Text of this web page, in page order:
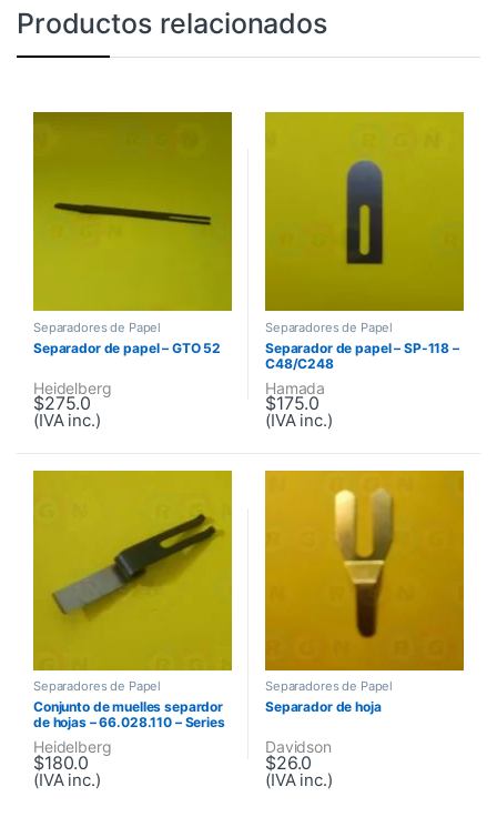
Productos relacionados
Separadores de Papel
Separador de papel – GTO 52
Heidelberg
$275.0
(IVA inc.)
Separadores de Papel
Separador de papel – SP-118 –
C48/C248
Hamada
$175.0
(IVA inc.)
Separadores de Papel
Conjunto de muelles separdor
de hojas – 66.028.110 – Series
M, Series S, SpeedMaster
Heidelberg
$180.0
(IVA inc.)
Separadores de Papel
Separador de hoja
Davidson
$26.0
(IVA inc.)